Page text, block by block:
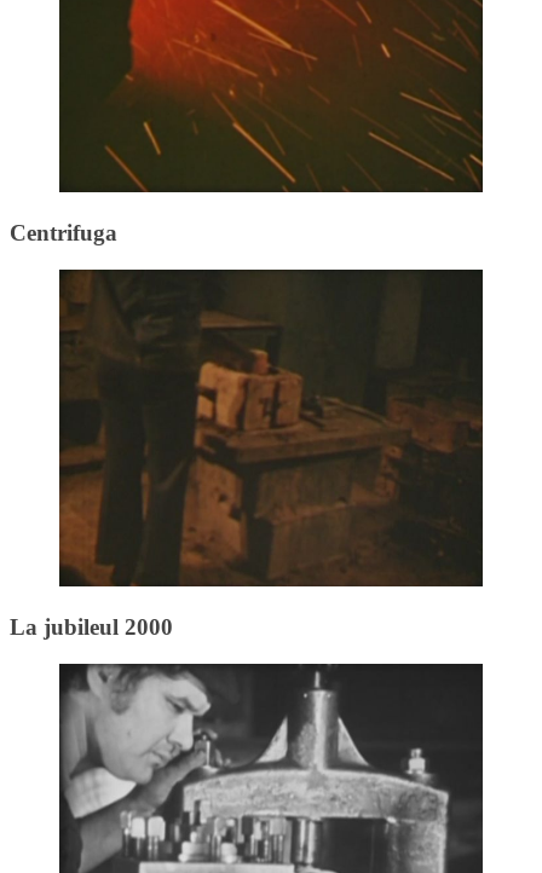
Centrifuga
La jubileul 2000